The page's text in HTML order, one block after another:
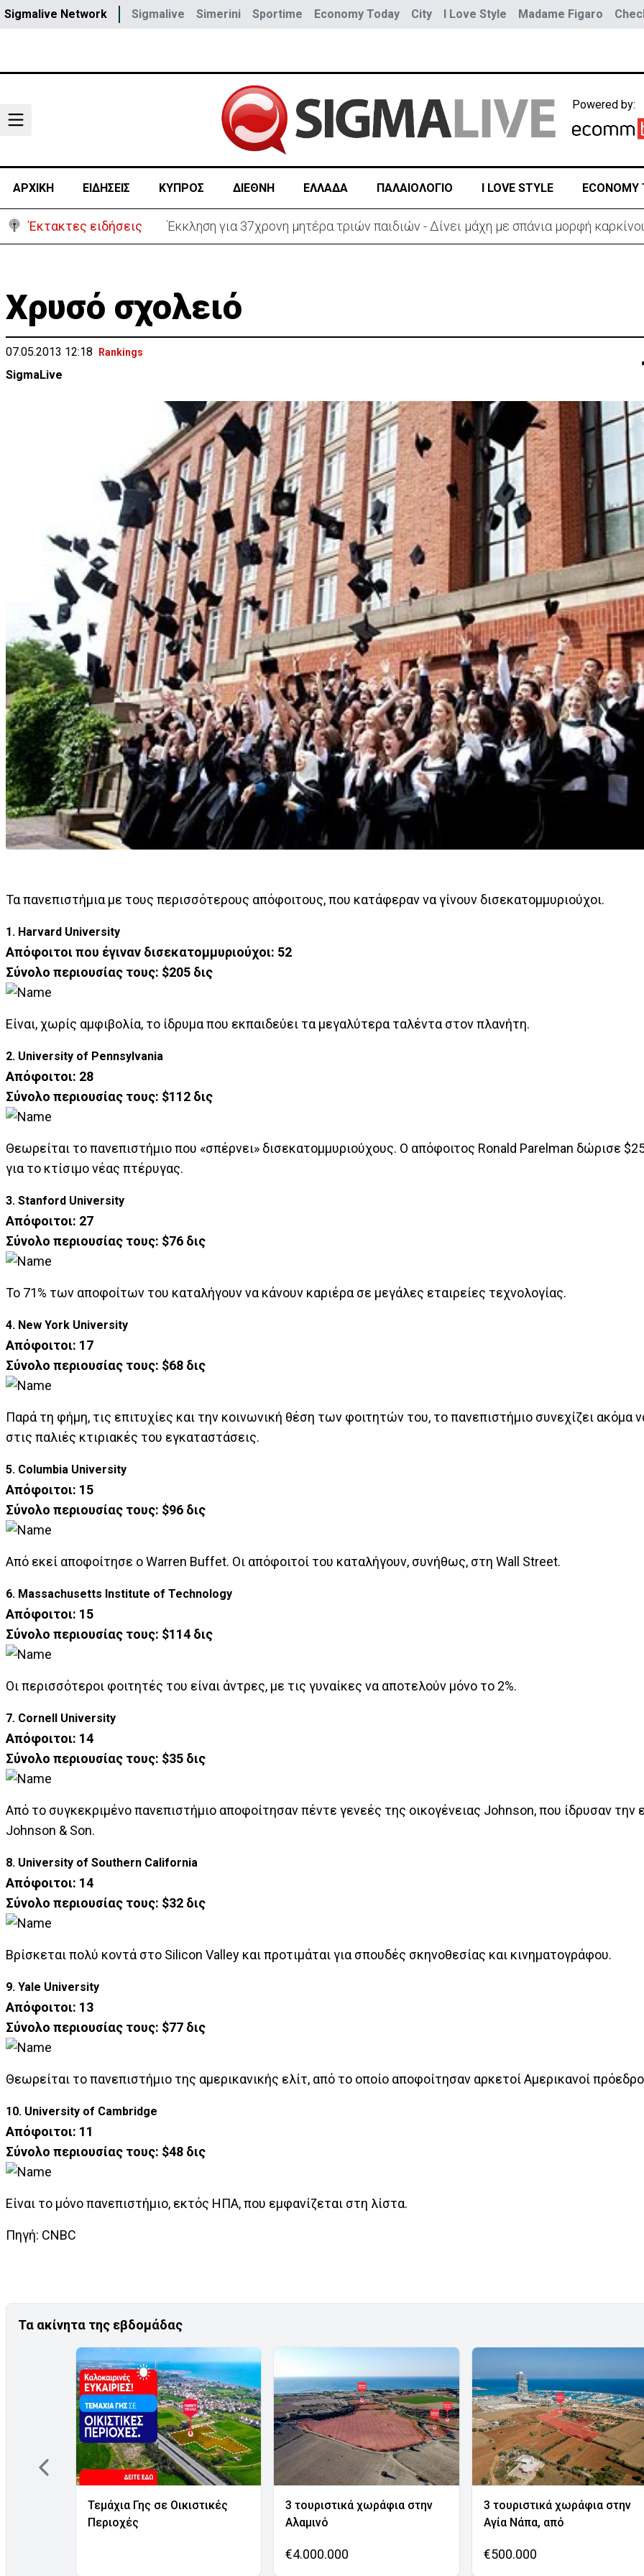
Sigmalive Network Sigmalive Simerini Sportime Economy Today City I Love Style Madame Figaro
Powered by:
ΑΡΧΙΚΗ ΕΙΔΗΣΕΙΣ ΚΥΠΡΟΣ ΔΙΕΘΝΗ ΕΛΛΑΔΑ ΠΑΛΑΙΟΛΟΓΙΟ I LOVE STYLE ECONOMY
Έκτακτες ειδήσεις Γερμανία: Συγκρούστηκαν δύο τραμ - Τουλάχιστον 25 τραυματίες, οι 7 σοβαρά
Χρυσό σχολειό
07.05.2013 12:18 Rankings
SigmaLive
Τα πανεπιστήμια με τους περισσότερους απόφοιτους, που κατάφεραν να γίνουν δισεκατομμυριούχοι.
1. Harvard University
Απόφοιτοι που έγιναν δισεκατομμυριούχοι: 52
Σύνολο περιουσίας τους: $205 δις
Είναι, χωρίς αμφιβολία, το ίδρυμα που εκπαιδεύει τα μεγαλύτερα ταλέντα στον πλανήτη.
2. University of Pennsylvania
Απόφοιτοι: 28
Σύνολο περιουσίας τους: $112 δις
Θεωρείται το πανεπιστήμιο που «σπέρνει» δισεκατομμυριούχους. Ο απόφοιτος Ronald Parelman δώρισε
για το κτίσιμο νέας πτέρυγας.
3. Stanford University
Απόφοιτοι: 27
Σύνολο περιουσίας τους: $76 δις
Το 71% των αποφοίτων του καταλήγουν να κάνουν καριέρα σε μεγάλες εταιρείες τεχνολογίας.
4. New York University
Απόφοιτοι: 17
Σύνολο περιουσίας τους: $68 δις
Παρά τη φήμη, τις επιτυχίες και την κοινωνική θέση των φοιτητών του, το πανεπιστήμιο συνεχίζει ακόμα
στις παλιές κτιριακές του εγκαταστάσεις.
5. Columbia University
Απόφοιτοι: 15
Σύνολο περιουσίας τους: $96 δις
Από εκεί αποφοίτησε ο Warren Buffet. Οι απόφοιτοί του καταλήγουν, συνήθως, στη Wall Street.
6. Massachusetts Institute of Technology
Απόφοιτοι: 15
Σύνολο περιουσίας τους: $114 δις
Οι περισσότεροι φοιτητές του είναι άντρες, με τις γυναίκες να αποτελούν μόνο το 2%.
7. Cornell University
Απόφοιτοι: 14
Σύνολο περιουσίας τους: $35 δις
Από το συγκεκριμένο πανεπιστήμιο αποφοίτησαν πέντε γενεές της οικογένειας Johnson, που ίδρυσαν την
Johnson & Son.
8. University of Southern California
Απόφοιτοι: 14
Σύνολο περιουσίας τους: $32 δις
Βρίσκεται πολύ κοντά στο Silicon Valley και προτιμάται για σπουδές σκηνοθεσίας και κινηματογράφου.
9. Yale University
Απόφοιτοι: 13
Σύνολο περιουσίας τους: $77 δις
Θεωρείται το πανεπιστήμιο της αμερικανικής ελίτ, από το οποίο αποφοίτησαν αρκετοί Αμερικανοί
10. University of Cambridge
Απόφοιτοι: 11
Σύνολο περιουσίας τους: $48 δις
Είναι το μόνο πανεπιστήμιο, εκτός ΗΠΑ, που εμφανίζεται στη λίστα.
Πηγή: CNBC
Τα ακίνητα της εβδομάδας
Τεμάχια Γης σε Οικιστικές
Περιοχές
3 τουριστικά χωράφια στην
Αλαμινό
€4.000.000
3 τουριστικά χωράφια στην
Αγία Νάπα, από
€500.000